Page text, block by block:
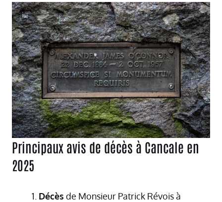
Principaux avis de décès à Cancale en
2025
Décès de Monsieur Patrick Révois à